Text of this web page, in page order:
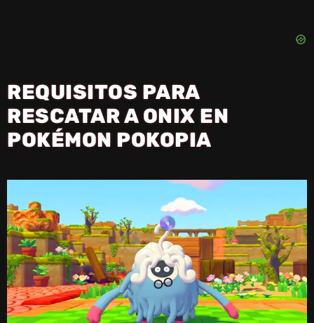
REQUISITOS PARA
RESCATAR A ONIX EN
POKÉMON POKOPIA